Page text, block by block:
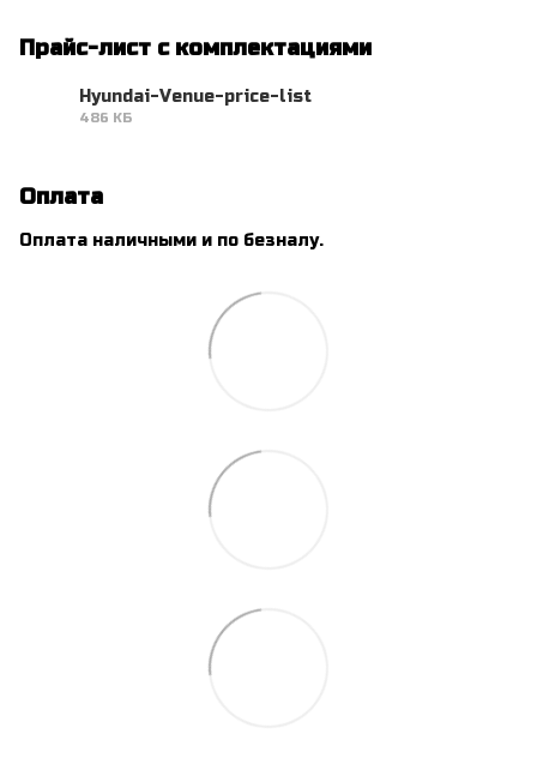
Прайс-лист с комплектациями
Hyundai-Venue-price-list
486 КБ
Оплата
Оплата наличными и по безналу.